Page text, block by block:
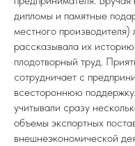
дипломы и памятные
местного
рассказывала их
плодотворный труд.
сотрудничает с
всестороннюю
учитывали сразу
объемы экспортных
внешнеэкономической